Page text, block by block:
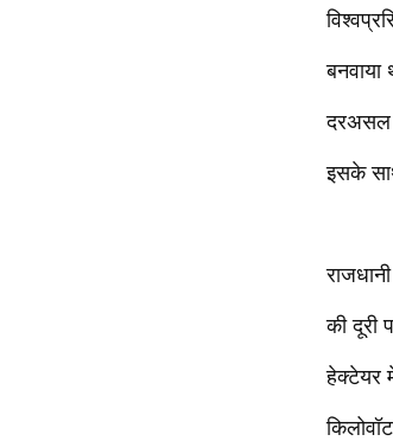
दरअसल
इसके
की दूरी
हेक्टेयर